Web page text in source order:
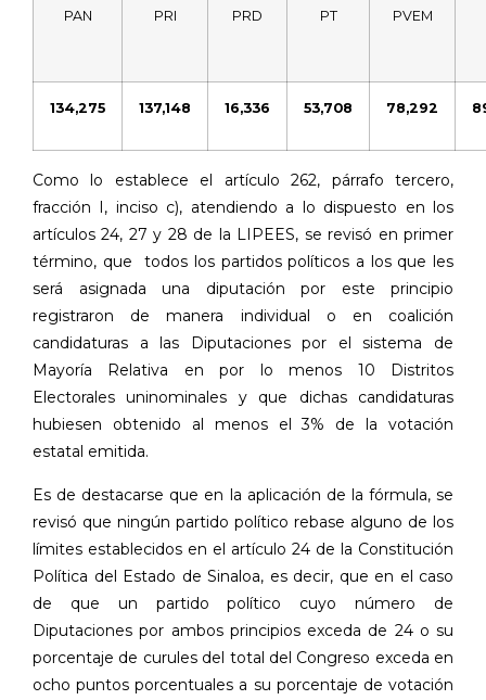
PAN PRI PRD PT PVEM
134,275 137,148 16,336 53,708 78,292
Como lo establece el artículo 262, párrafo tercero,
fracción I, inciso c), atendiendo a lo dispuesto en los
artículos 24, 27 y 28 de la LIPEES, se revisó en primer
término, que
todos los partidos políticos a los que les
será asignada una diputación por este principio
registraron de manera individual o en coalición
candidaturas a las Diputaciones por el sistema de
Mayoría Relativa en por lo menos 10 Distritos
Electorales uninominales y que dichas candidaturas
hubiesen obtenido al menos el 3% de la votación
estatal emitida.
Es de destacarse que en la aplicación de la fórmula, se
revisó que ningún partido político rebase alguno de los
límites establecidos en el artículo 24 de la Constitución
Política del Estado de Sinaloa, es decir, que en el caso
de que un partido político cuyo número de
Diputaciones por ambos principios exceda de 24 o su
porcentaje de curules del total del Congreso exceda en
ocho puntos porcentuales a su porcentaje de votación